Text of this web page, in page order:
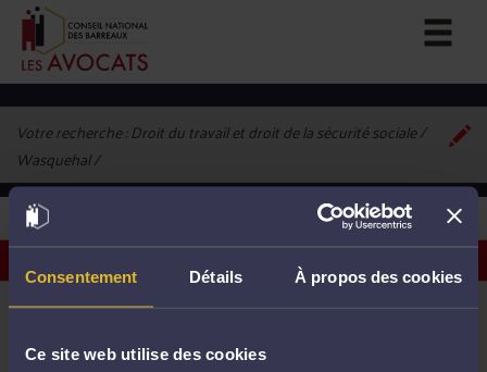
Consentement Détails À propos des cookies
Ce site web utilise des cookies
Votre recherche :Droit du travail et droit de la sécurité sociale /
Wasquehal
avocat correspondant à vos critères
ME CLAIRE FRYS
Droit du travail